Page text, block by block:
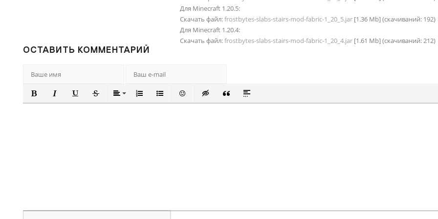
Для Minecraft 1.20.5:
Скачать файл:frostbytes-slabs-stairs-mod-fabric-1_20_5.jar [1.36 Mb] (cкачиваний: 192)
Для Minecraft 1.20.4:
Скачать файл:frostbytes-slabs-stairs-mod-fabric-1_20_4.jar [1.61 Mb] (cкачиваний: 212)
ОСТАВИТЬ КОММЕНТАРИЙ
ПОЛУЖИРНЫЙ
КУРСИВПОДЧЕРКНУТЫЙ
ЗАЧЕРКНУТЫЙВЫРАВНИВАНИЕ
НУМЕРОВАННЫЙ СПИСОК
МАРКИРОВАННЫЙ СПИСОК
ВСТАВИТЬ СМАЙЛИК
ВСТАВКА СКРЫТОГО ТЕКСТА
ВСТАВКА ЦИТАТЫ
ВСТАВКА СПОЙЛЕРА